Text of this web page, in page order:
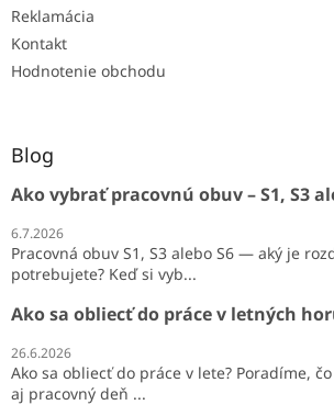
Reklamácia
Kontakt
Hodnotenie obchodu
Blog
Ako vybrať pracovnú obuv – S1, S3
6.7.2026
Pracovná obuv S1, S3 alebo S6 — aký je
potrebujete? Keď si vyb...
Ako sa obliecť do práce v letných
26.6.2026
Ako sa obliecť do práce v lete? Poradíme,
aj pracovný deň ...